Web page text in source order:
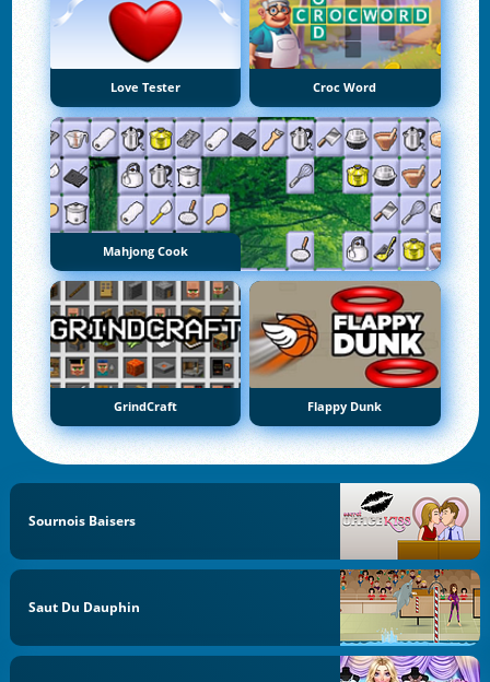
Love Tester Croc Word
Mahjong Cook
GrindCraft Flappy Dunk
Sournois Baisers
Saut Du Dauphin